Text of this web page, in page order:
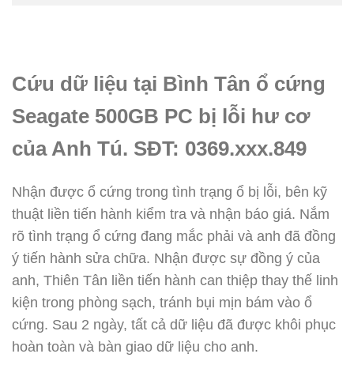
Cứu dữ liệu tại Bình Tân ổ cứng
Seagate 500GB PC bị lỗi hư cơ
của Anh Tú. SĐT: 0369.xxx.849
Nhận được ổ cứng trong tình trạng ổ bị lỗi, bên kỹ
thuật liền tiến hành kiểm tra và nhận báo giá. Nắm
rõ tình trạng ổ cứng đang mắc phải và anh đã đồng
ý tiến hành sửa chữa. Nhận được sự đồng ý của
anh, Thiên Tân liền tiến hành can thiệp thay thế linh
kiện trong phòng sạch, tránh bụi mịn bám vào ổ
cứng. Sau 2 ngày, tất cả dữ liệu đã được khôi phục
hoàn toàn và bàn giao dữ liệu cho anh.